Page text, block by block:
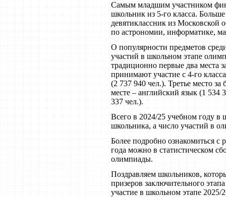
Самым младшим участником
школьник из 5-го класса.
девятиклассник из Московской
по астрономии, информатике,
О популярности предметов
участий в школьном этапе
традиционно первые два места
принимают участие с 4-го
(2 737 940 чел.). Третье место
месте – английский язык (1 534
337 чел.).
Всего в 2024/25 учебном году в
школьника, а число участий в
Более подробно ознакомиться с
года можно в статистическом
олимпиады.
Поздравляем школьников,
призеров заключительного
участие в школьном этапе 2025/